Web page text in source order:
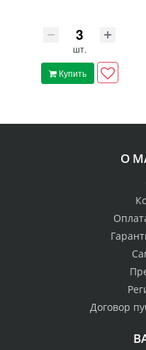
шт.
Купить
О
Договор